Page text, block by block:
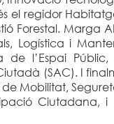
el regidor
Forestal. Marga
Logística i
de l’Espai
(SAC). I
de Mobilitat,
Ciutadana, i